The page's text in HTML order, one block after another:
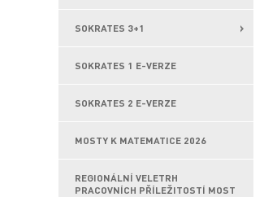
SOKRATES 3+1
SOKRATES 1 E-VERZE
SOKRATES 2 E-VERZE
MOSTY K MATEMATICE 2026
REGIONÁLNÍ VELETRH
PRACOVNÍCH PŘÍLEŽITOSTÍ MOST